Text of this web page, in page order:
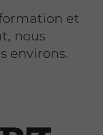
et
nous
environs.